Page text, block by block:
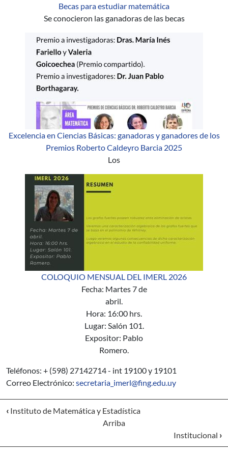
Becas para estudiar matemática
Se conocieron las ganadoras de las becas
Excelencia en Ciencias Básicas: ganadoras y ganadores de los
Premios Roberto Caldeyro Barcia 2025
Los
COLOQUIO MENSUAL DEL IMERL 2026
Fecha: Martes 7 de
abril.
Hora: 16:00 hrs.
Lugar: Salón 101.
Expositor: Pablo
Romero.
Teléfonos: + (598) 27142714 - int 19100 y 19101
Correo Electrónico: secretaria_imerl@fing.edu.uy
‹ Instituto de Matemática y Estadística
Arriba
Institucional ›